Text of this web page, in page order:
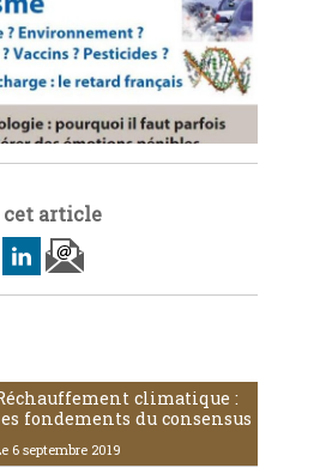
cet article
climatique :
fondements du consensus
6 septembre 2019